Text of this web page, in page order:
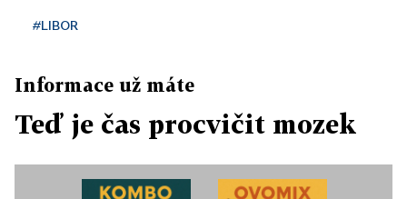
#LIBOR
Informace už máte
Teď je čas procvičit mozek